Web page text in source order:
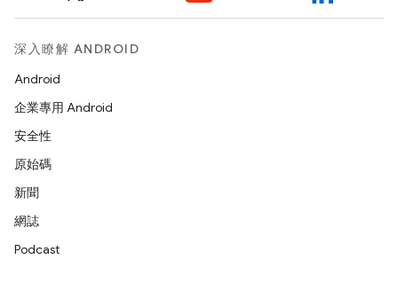
深入瞭解 ANDROID
Android
企業專用 Android
安全性
原始碼
新聞
網誌
Podcast